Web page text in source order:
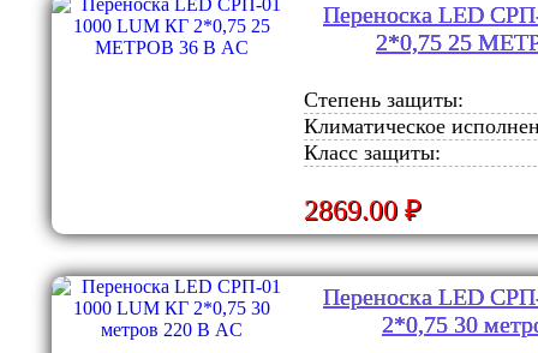
Переноска LED
2*0,75 25
Степень защиты:
Климатическое
Класс защиты:
2869.00 ₽
Переноска LED
2*0,75 30